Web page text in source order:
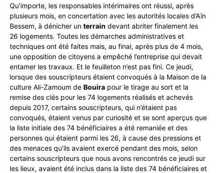
Qu’importe, les responsables intérimaires ont réussi, après
plusieurs mois, en concertation avec les autorités locales d’Aïn
Bessem, à dénicher un terrain devant abriter finalement les
26 logements. Toutes les démarches administratives et
techniques ont été faites mais, au final, après plus de 4 mois,
une opposition de citoyens a empêché l’entreprise qui devait
entamer les travaux. Et le feuilleton n’est pas fini. Ce jeudi,
lorsque des souscripteurs étaient convoqués à la Maison de la
culture Ali-Zamoum de Bouira pour le tirage au sort et la
remise des clés pour les 74 logements réalisés et achevés
depuis 2017, certains souscripteurs, qui n’étaient pas
convoqués, étaient venus par curiosité et se sont aperçus que
la liste initiale des 74 bénéficiaires a été remaniée et des
personnes qui étaient parmi les 26, à cause des pressions et
des menaces qu’ils avaient exercé pendant des mois, selon
certains souscripteurs que nous avons rencontrés ce jeudi sur
les lieux, avaient été inclus dans la liste des 74 bénéficiaires et